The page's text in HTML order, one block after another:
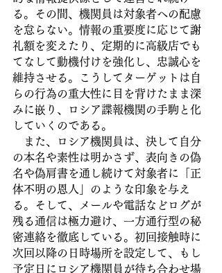
る。その間、機関員は対象者への配慮
を怠らない。情報の重要度に応じて謝
礼額を変えたり、定期的に高級店でも
てなして動機付けを強化し、忠誠心を
維持させる。こうしてターゲットは自
らの行為の重大性に目を背けたまま深
みに嵌り、ロシア諜報機関の手駒と化
していくのである。
また、ロシア機関員は、決して自分
の本名や素性は明かさず、表向きの偽
名や偽肩書を通し続けて対象者に「正
体不明の恩人」のような印象を与え
る。そして、メールや電話などログが
残る通信は極力避け、一方通行型の秘
密連絡を徹底している。初回接触時に
次回以降の日時場所を設定して、もし
予定日にロシア機関員が待ち合わせ場